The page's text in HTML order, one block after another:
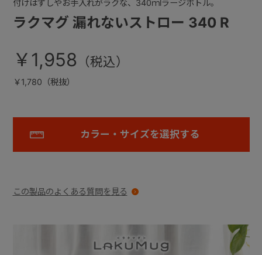
ラクマグ 漏れないストロー 340 R
付けはずしやお手入れがラクな、340ｍlラージボトル。
￥1,958
￥1,780（税抜）
カラー・サイズを選択する
この製品のよくある質問を見る